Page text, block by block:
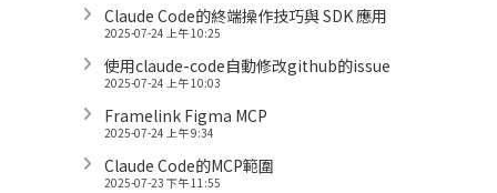
Claude Code的終端操作技巧與 SDK 應用
2025-07-24 上午 10:25
使用claude-code自動修改github的issue
2025-07-24 上午 10:03
Framelink Figma MCP
2025-07-24 上午 9:34
Claude Code的MCP範圍
2025-07-23 下午 11:55